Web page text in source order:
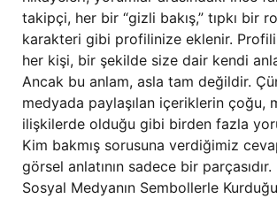
takipçi, her bir “gizli bakış,” tıpkı bir
karakteri gibi profilinize eklenir.
her kişi, bir şekilde size dair kendi
Ancak bu anlam, asla tam değildir.
medyada paylaşılan içeriklerin çoğu,
ilişkilerde olduğu gibi birden fazla
Kim bakmış sorusuna verdiğimiz
görsel anlatının sadece bir parçasıdır.
Sosyal Medyanın Sembollerle